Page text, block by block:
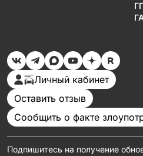
Подпишитесь на получение
Личный кабинет
Оставить отзыв
Сообщить о факте